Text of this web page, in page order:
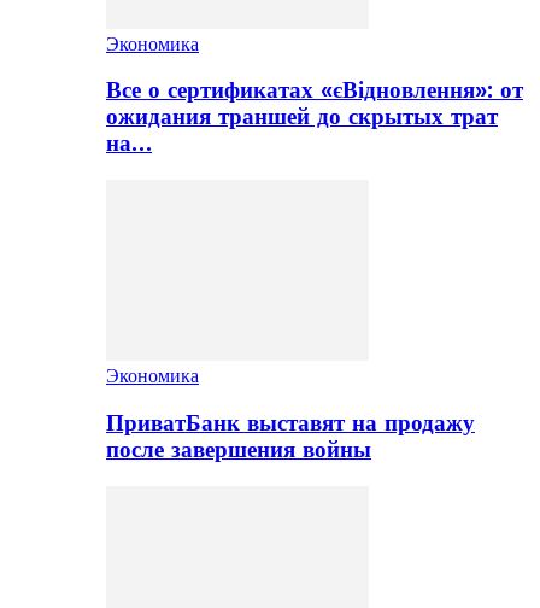
Экономика
Все о сертификатах «єВідновлення»: от
ожидания траншей до скрытых трат
на…
Экономика
ПриватБанк выставят на продажу
после завершения войны